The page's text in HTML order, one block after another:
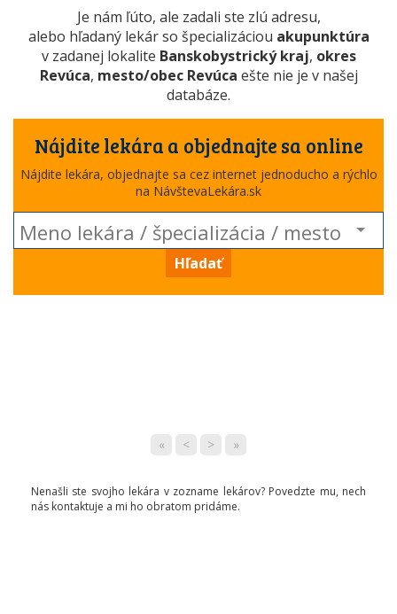
Je nám ľúto, ale zadali ste zlú adresu,
alebo hľadaný lekár so špecializáciou akupunktúra
v zadanej lokalite Banskobystrický kraj, okres
Revúca, mesto/obec Revúca ešte nie je v našej
databáze.
Nájdite lekára a objednajte sa online
Nájdite lekára, objednajte sa cez internet jednoducho a rýchlo
na NávštevaLekára.sk
Hľadať
« < > »
Nenašli ste svojho lekára v zozname lekárov? Povedzte mu, nech
nás kontaktuje a mi ho obratom pridáme.